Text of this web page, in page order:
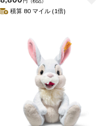
積算 80 マイル (1倍)